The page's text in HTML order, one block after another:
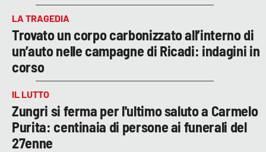
LA TRAGEDIA
Trovato un corpo carbonizzato all’interno di
un’auto nelle campagne di Ricadi: indagini in
corso
IL LUTTO
Zungri si ferma per l'ultimo saluto a Carmelo
Purita: centinaia di persone ai funerali del
27enne